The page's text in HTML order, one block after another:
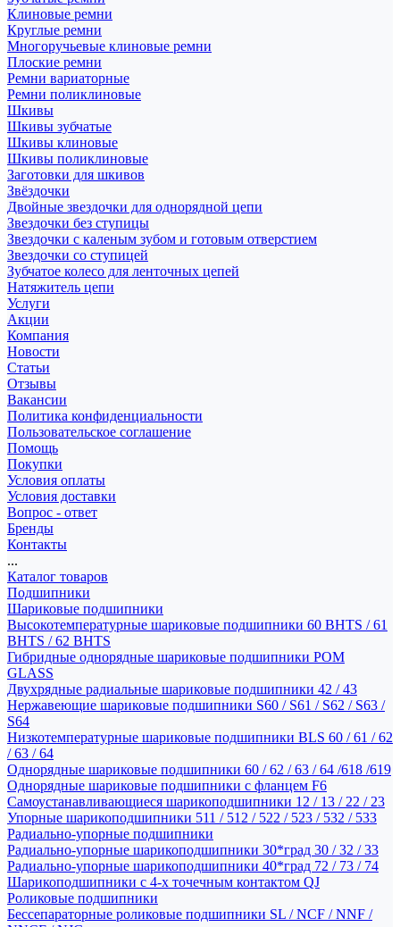
Клиновые ремни
Круглые ремни
Многоручьевые клиновые ремни
Плоские ремни
Ремни вариаторные
Ремни поликлиновые
Шкивы
Шкивы зубчатые
Шкивы клиновые
Шкивы поликлиновые
Заготовки для шкивов
Звёздочки
Двойные звездочки для однорядной цепи
Звездочки без ступицы
Звездочки с каленым зубом и готовым отверстием
Звездочки со ступицей
Зубчатое колесо для ленточных цепей
Натяжитель цепи
Услуги
Акции
Компания
Новости
Статьи
Отзывы
Вакансии
Политика конфиденциальности
Пользовательское соглашение
Помощь
Покупки
Условия оплаты
Условия доставки
Вопрос - ответ
Бренды
Контакты
...
Каталог товаров
Подшипники
Шариковые подшипники
Высокотемпературные шариковые подшипники 60 BHTS / 61
BHTS / 62 BHTS
Гибридные однорядные шариковые подшипники POM
GLASS
Двухрядные радиальные шариковые подшипники 42 / 43
Нержавеющие шариковые подшипники S60 / S61 / S62 / S63 /
S64
Низкотемпературные шариковые подшипники BLS 60 / 61 / 62
/ 63 / 64
Однорядные шариковые подшипники 60 / 62 / 63 / 64 /618 /619
Однорядные шариковые подшипники с фланцем F6
Самоустанавливающиеся шарикоподшипники 12 / 13 / 22 / 23
Упорные шарикоподшипники 511 / 512 / 522 / 523 / 532 / 533
Радиально-упорные подшипники
Радиально-упорные шарикоподшипники 30*град 30 / 32 / 33
Радиально-упорные шарикоподшипники 40*град 72 / 73 / 74
Шарикоподшипники с 4-х точечным контактом QJ
Роликовые подшипники
Бессепараторные роликовые подшипники SL / NCF / NNF /